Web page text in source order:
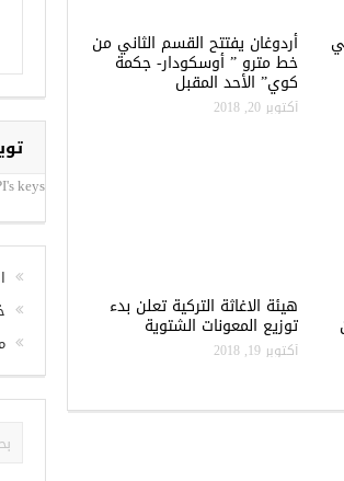
أردوغان يفتتح القسم الثاني من
خط مترو ” أوسكودار- جكمة
كوي” الأحد المقبل
أكتوبر 20, 2018
هيئة الاغاثة التركية تعلن بدء
توزيع المعونات الشتوية
أكتوبر 19, 2018
keys